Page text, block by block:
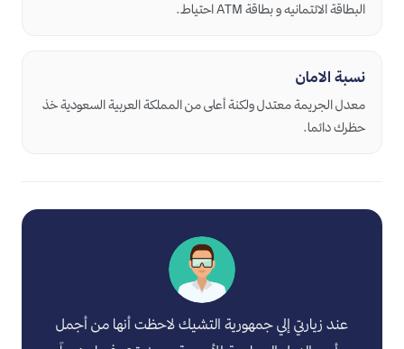
البطاقة الائتمانيه و بطاقة ATM احتياط.
نسبة الامان
معدل الجريمة معتدل ولكنة أعلى من المملكة العربية السعودية خذ
حظرك دائما.
عند زيارتي إلي جمهورية التشيك لاحظت أنها من أجمل